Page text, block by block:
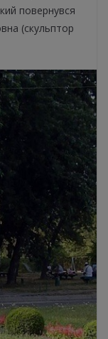
повернувся
(скульптор